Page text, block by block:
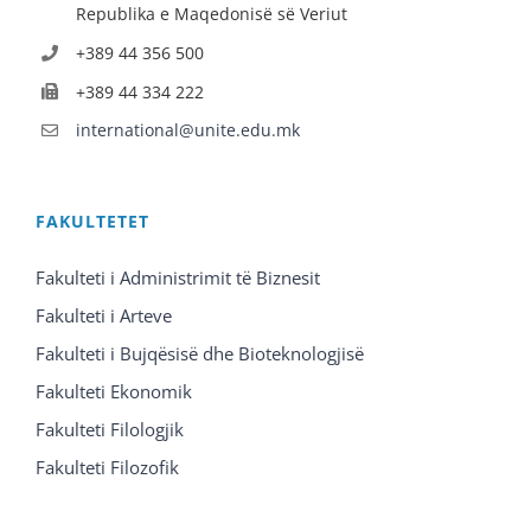
Republika e Maqedonisë së Veriut
+389 44 356 500
+389 44 334 222
international@unite.edu.mk
FAKULTETET
Fakulteti i Administrimit të Biznesit
Fakulteti i Arteve
Fakulteti i Bujqësisë dhe Bioteknologjisë
Fakulteti Ekonomik
Fakulteti Filologjik
Fakulteti Filozofik